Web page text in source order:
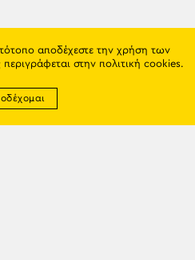
αποδέχεστε την χρήση των
στην πολιτική cookies.